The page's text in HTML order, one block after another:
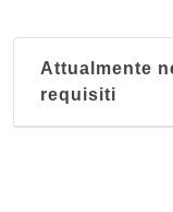
Attualmente
requisiti